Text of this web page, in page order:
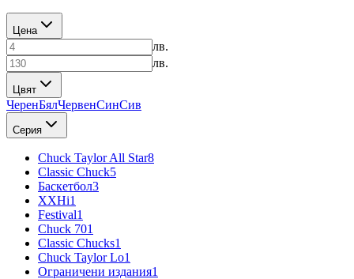
Цена
лв.
лв.
Цвят
ЧеренБялЧервенСинСив
Серия
Chuck Taylor All Star8
Classic Chuck5
Баскетбол3
XXHi1
Festival1
Chuck 701
Classic Chucks1
Chuck Taylor Lo1
Ограничени издания1